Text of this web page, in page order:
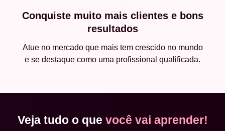
Conquiste muito mais clientes e bons
resultados
Atue no mercado que mais tem crescido no mundo
e se destaque como uma profissional qualificada.
Veja tudo o que você vai aprender!